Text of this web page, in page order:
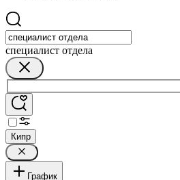
специалист отдела
Кипр
График